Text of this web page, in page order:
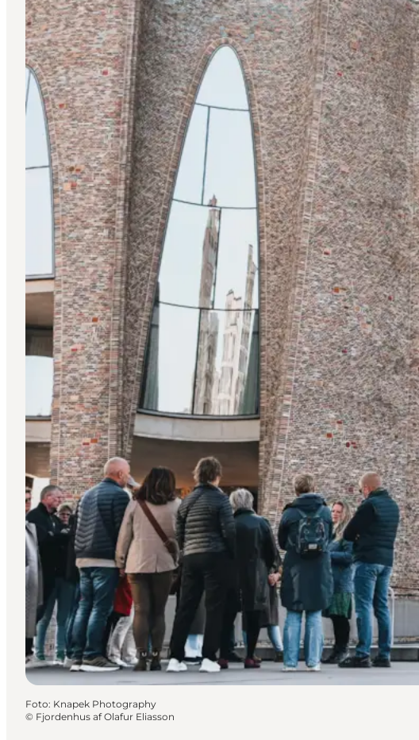
Foto: Knapek Photography
© Fjordenhus af Olafur Eliasson